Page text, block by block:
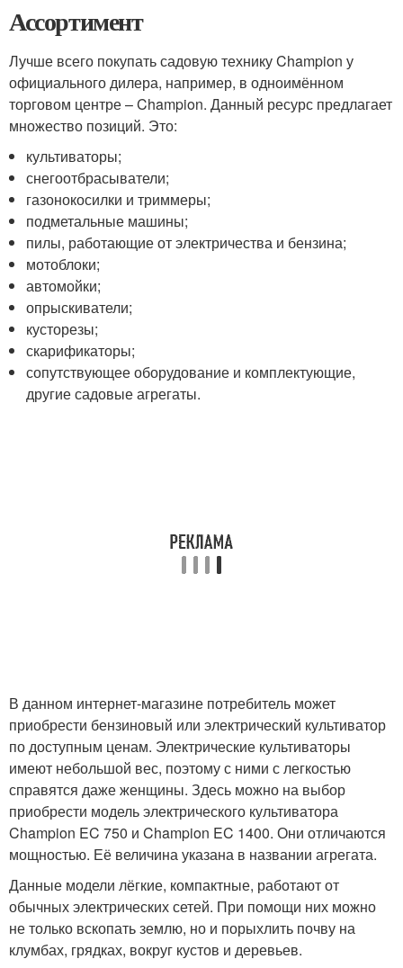
Ассортимент
Лучше всего покупать садовую технику Champion у
официального дилера, например, в одноимённом
торговом центре – Champion. Данный ресурс предлагает
множество позиций. Это:
культиваторы;
снегоотбрасыватели;
газонокосилки и триммеры;
подметальные машины;
пилы, работающие от электричества и бензина;
мотоблоки;
автомойки;
опрыскиватели;
кусторезы;
скарификаторы;
сопутствующее оборудование и комплектующие,
другие садовые агрегаты.
В данном интернет-магазине потребитель может
приобрести бензиновый или электрический культиватор
по доступным ценам. Электрические культиваторы
имеют небольшой вес, поэтому с ними с легкостью
справятся даже женщины. Здесь можно на выбор
приобрести модель электрического культиватора
Champion EC 750 и Champion EC 1400. Они отличаются
мощностью. Её величина указана в названии агрегата.
Данные модели лёгкие, компактные, работают от
обычных электрических сетей. При помощи них можно
не только вскопать землю, но и порыхлить почву на
клумбах, грядках, вокруг кустов и деревьев.